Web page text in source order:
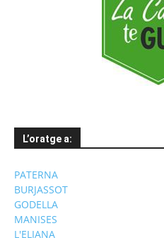
L’oratge a:
PATERNA
BURJASSOT
GODELLA
MANISES
L'ELIANA